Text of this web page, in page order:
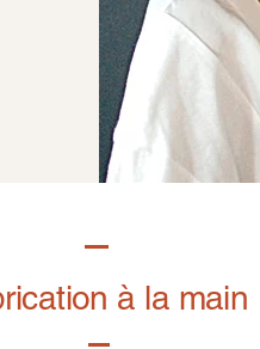
à la main